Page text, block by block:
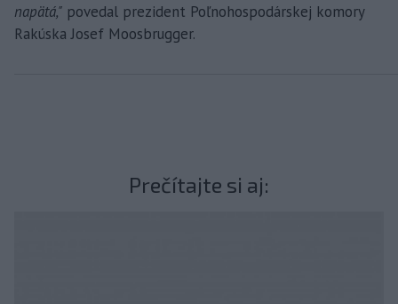
napätá," povedal prezident Poľnohospodárskej komory
Rakúska Josef Moosbrugger.
Prečítajte si aj: